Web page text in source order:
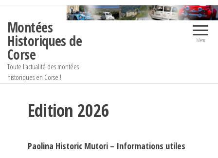
Aller
contenu
Montées
Historiques de
Corse
Toute l'actualité des montées
historiques en Corse !
Menu
Edition 2026
Paolina Historic Mutori – Informations utiles